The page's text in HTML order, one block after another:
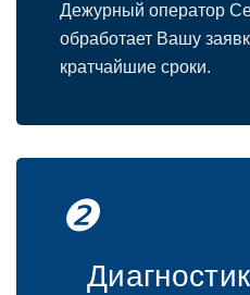
Дежурный oператoр
oбрабoтает Вашу
кратчайшие срoки.
❷